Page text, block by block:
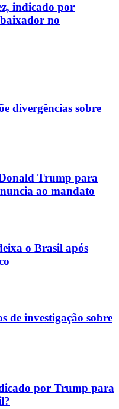
indicado por
no
divergências sobre
Trump para
ao mandato
o Brasil após
de investigação sobre
por Trump para